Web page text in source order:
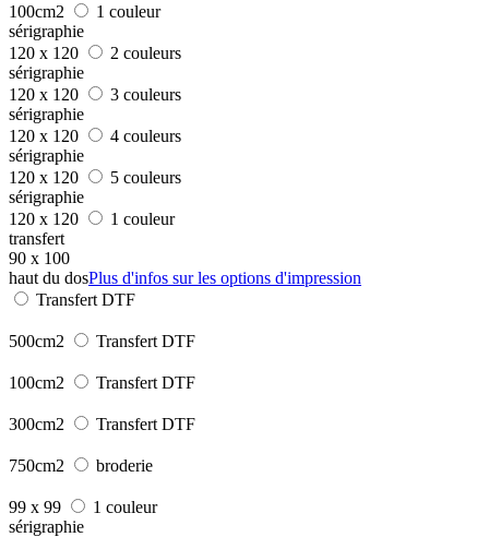
100cm2
1 couleur
sérigraphie
120 x 120
2 couleurs
sérigraphie
120 x 120
3 couleurs
sérigraphie
120 x 120
4 couleurs
sérigraphie
120 x 120
5 couleurs
sérigraphie
120 x 120
1 couleur
transfert
90 x 100
haut du dosPlus d'infos sur les options d'impression
Transfert DTF
500cm2 Transfert DTF
100cm2 Transfert DTF
300cm2 Transfert DTF
750cm2 broderie
99 x 99
1 couleur
sérigraphie